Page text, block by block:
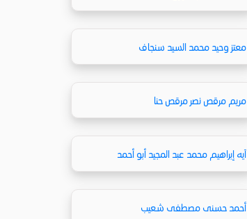
معتز وحيد محمد السيد سنجاف
مريم مرقص نصر مرقص حنا
آيه إبراهيم محمد عبد المجيد أبو أحمد
أحمد حسنى مصطفى شعيب